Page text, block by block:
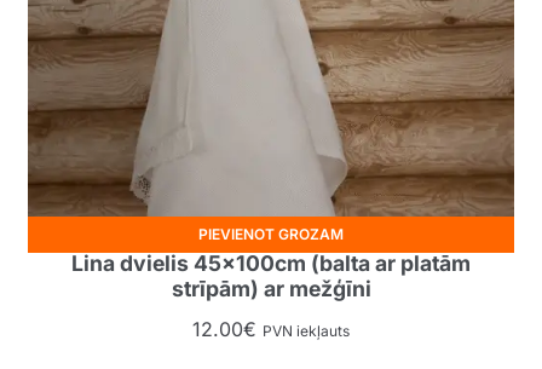
Lina dvielis 45x100cm (balta ar platām
strīpām) ar mežģīni
12.00€ PVN iekļauts
PIEVIENOT GROZAM